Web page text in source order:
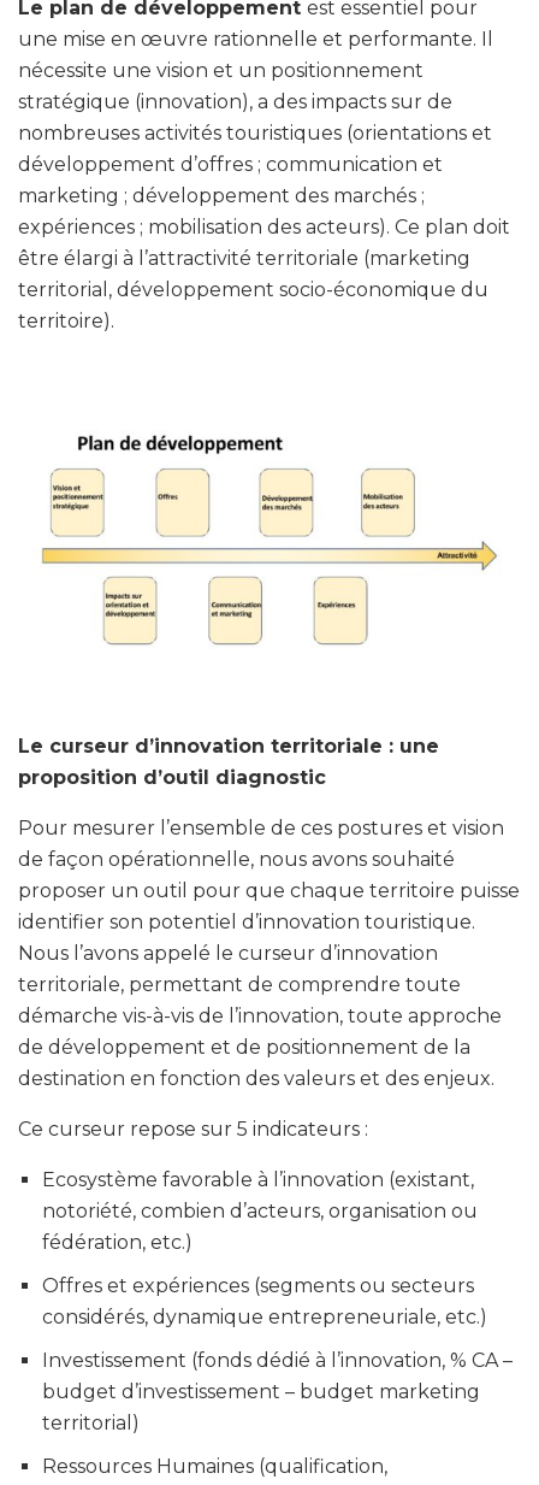
Le plan de développement est essentiel pour
une mise en œuvre rationnelle et performante. Il
nécessite une vision et un positionnement
stratégique (innovation), a des impacts sur de
nombreuses activités touristiques (orientations et
développement d’offres ; communication et
marketing ; développement des marchés ;
expériences ; mobilisation des acteurs). Ce plan doit
être élargi à l’attractivité territoriale (marketing
territorial, développement socio-économique du
territoire).
Le curseur d’innovation territoriale : une
proposition d’outil diagnostic
Pour mesurer l’ensemble de ces postures et vision
de façon opérationnelle, nous avons souhaité
proposer un outil pour que chaque territoire puisse
identifier son potentiel d’innovation touristique.
Nous l’avons appelé le curseur d’innovation
territoriale, permettant de comprendre toute
démarche vis-à-vis de l’innovation, toute approche
de développement et de positionnement de la
destination en fonction des valeurs et des enjeux.
Ce curseur repose sur 5 indicateurs :
Ecosystème favorable à l’innovation (existant,
notoriété, combien d’acteurs, organisation ou
fédération, etc.)
Offres et expériences (segments ou secteurs
considérés, dynamique entrepreneuriale, etc.)
Investissement (fonds dédié à l’innovation, % CA –
budget d’investissement – budget marketing
territorial)
Ressources Humaines (qualification,